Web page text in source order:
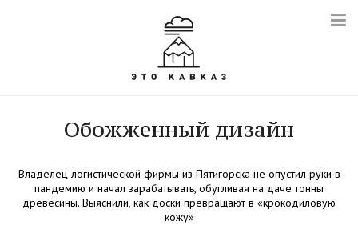
Обожженный дизайн
Владелец логистической фирмы из Пятигорска не опустил руки в
пандемию и начал зарабатывать, обугливая на даче тонны
древесины. Выяснили, как доски превращают в «крокодиловую
кожу»